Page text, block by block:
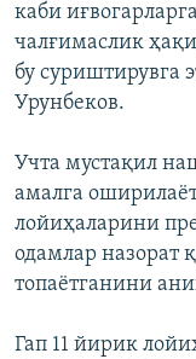
каби
чалғимаслик
бу суриштирувга
Урунбеков.
Учта мустақил
амалга
лойиҳаларини
одамлар назорат
топаётганини
Гап 11 йирик